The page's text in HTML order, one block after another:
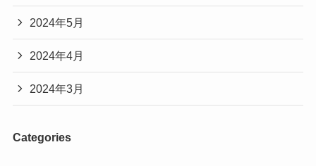
2024年5月
2024年4月
2024年3月
Categories